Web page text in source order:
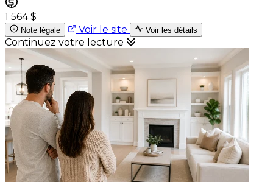
1 564 $
Note légale Voir le site Voir les détails
Continuez votre lecture